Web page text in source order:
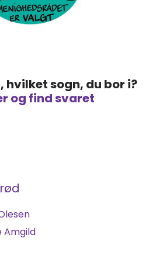
hvilket sogn, du bor i?
og find svaret
Amgild